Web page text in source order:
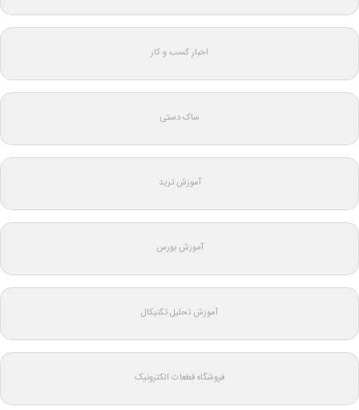
اخبار کسب و کار
ساک دستی
آموزش ترید
آموزش بورس
آموزش تحلیل تکنیکال
فروشگاه قطعات الکترونیک